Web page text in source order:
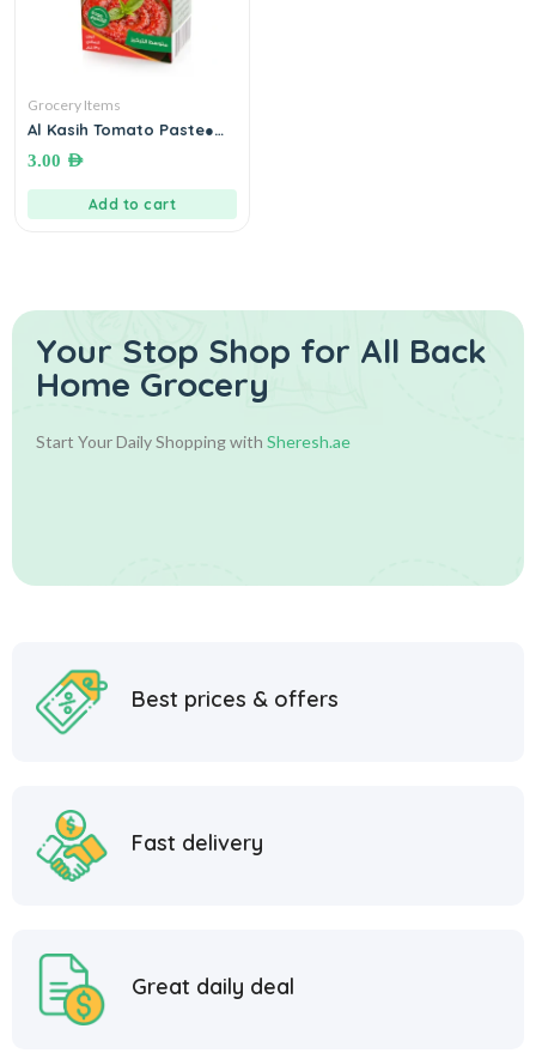
Grocery Items
Al Kasih Tomato Paste●
3.00 AED
Add to cart
Your Stop Shop for All Back
Home Grocery
Start Your Daily Shopping with Sheresh.ae
Best prices & offers
Fast delivery
Great daily deal